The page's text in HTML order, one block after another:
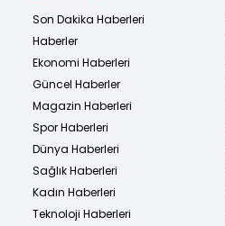
Son Dakika Haberleri
Haberler
Ekonomi Haberleri
Güncel Haberler
Magazin Haberleri
Spor Haberleri
Dünya Haberleri
Sağlık Haberleri
Kadın Haberleri
Teknoloji Haberleri